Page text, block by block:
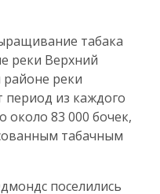
табака
реки Верхний
реки
период из каждого
около 83 000 бочек,
табачным
поселились